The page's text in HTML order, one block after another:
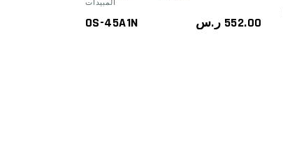
OS-45A1N 552.00 ر.س